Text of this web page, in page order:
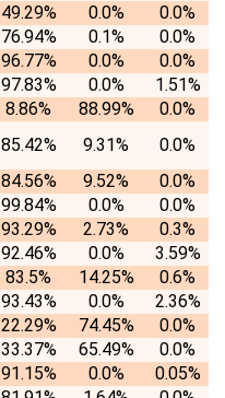
49.29% 0.0%
0.0%
76.94% 0.1%
0.0%
96.77% 0.0%
0.0%
97.83% 0.0%
1.51%
8.86% 88.99%
0.0%
85.42% 9.31%
0.0%
84.56% 9.52%
0.0%
99.84% 0.0%
0.0%
93.29% 2.73%
0.3%
92.46% 0.0%
3.59%
83.5% 14.25%
0.6%
93.43% 0.0%
2.36%
22.29% 74.45%
0.0%
33.37% 65.49%
0.0%
91.15% 0.0%
0.05%